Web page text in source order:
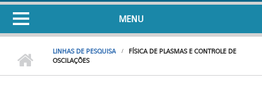
MENU
LINHAS DE PESQUISA
FÍSICA DE PLASMAS E CONTROLE DE
OSCILAÇÕES